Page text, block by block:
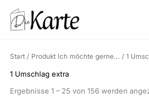
Inhalt
springen
Start / Produkt Ich möchte gerne... / 1
1 Umschlag extra
Ergebnisse 1 – 25 von 156 werden